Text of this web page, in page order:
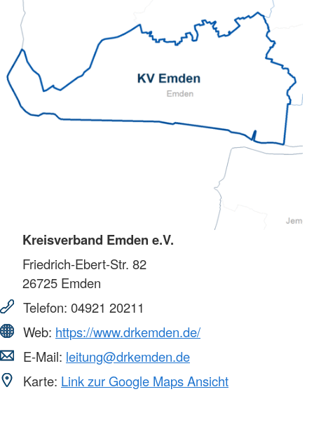
Kreisverband Emden e.V.
Friedrich-Ebert-Str. 82
26725 Emden
Telefon: 04921 20211
Web: https://www.drkemden.de/
E-Mail: leitung@drkemden.de
Karte: Link zur Google Maps Ansicht